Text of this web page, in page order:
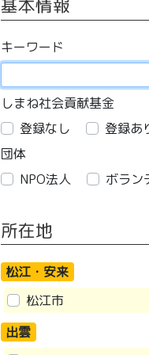
基本情報
キーワード
しまね社会貢献基金
登録なし
登録あ
団体
NPO法人
ボラン
所在地
松江・安来
松江市
出雲